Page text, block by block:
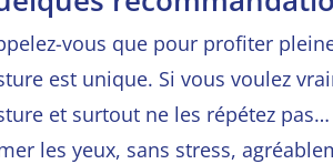
vous que pour profiter
est unique. Si vous voulez
et surtout ne les répétez
les yeux, sans stress,